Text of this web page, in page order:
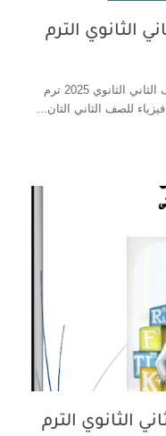
الثانوي الترم
اقوي مذكرة فيزياء للصف الثاني الثانوي 2025 ترم
الثانوي الترم